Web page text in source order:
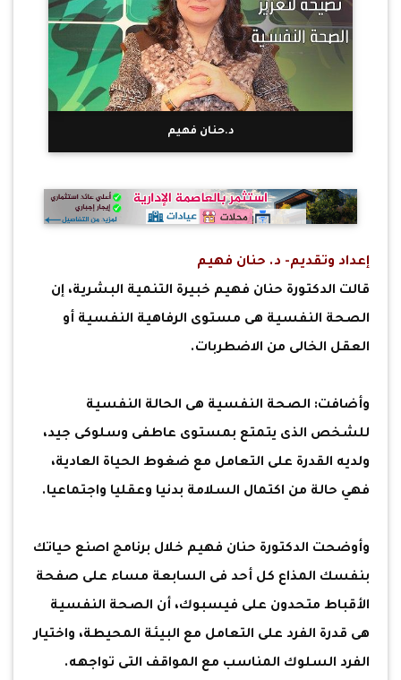
د.حنان فهيم
إعداد وتقديم- د. حنان فهيم
قالت الدكتورة حنان فهيم خبيرة التنمية البشرية، إن
الصحة النفسية هى مستوى الرفاهية النفسية أو
العقل الخالى من الاضطربات.
وأضافت: الصحة النفسية هى الحالة النفسية
للشخص الذى يتمتع بمستوى عاطفى وسلوكى جيد،
ولديه القدرة على التعامل مع ضغوط الحياة العادية،
فهي حالة من اكتمال السلامة بدنيا وعقليا واجتماعيا.
وأوضحت الدكتورة حنان فهيم خلال برنامج اصنع حياتك
بنفسك المذاع كل أحد فى السابعة مساء على صفحة
الأقباط متحدون على فيسبوك، أن الصحة النفسية
هى قدرة الفرد على التعامل مع البيئة المحيطة، واختيار
الفرد السلوك المناسب مع المواقف التى تواجهه.